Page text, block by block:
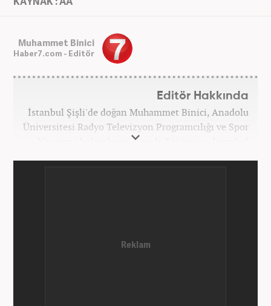
Muhammet Binici
Haber7.com - Editör
Editör Hakkında
İstanbul Şişli'de doğan Muhammet Binici, Anadolu
Üniversitesi Radyo Televizyon Programcılığı ve Spor
Yönetimi bölümlerini bitirdi. Eğitimine, İstanbul
'Gündem Editörü' olarak görevine devam